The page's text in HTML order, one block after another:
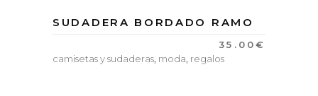
SUDADERA BORDADO RAMO
35.00€
camisetas y sudaderas, moda, regalos